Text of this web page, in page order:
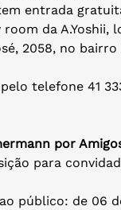
entrada
da A.Yoshii,
2058, no bairro
telefone 41
por
para
público: de 06